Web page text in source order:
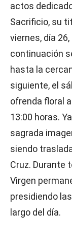
actos
Sacrificio, su
viernes, día
continuación
hasta la
siguiente, el
ofrenda floral
13:00 horas.
sagrada
siendo
Cruz. Durante
Virgen
presidiendo
largo del día.